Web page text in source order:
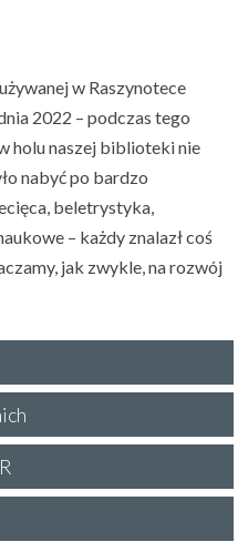
w Raszynotece
2022 – podczas tego
holu naszej biblioteki nie
nabyć po bardzo
beletrystyka,
– każdy znalazł coś
jak zwykle, na rozwój